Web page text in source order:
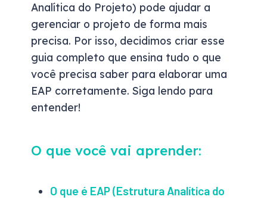
Analítica do Projeto) pode ajudar a
gerenciar o projeto de forma mais
precisa. Por isso, decidimos criar esse
guia completo que ensina tudo o que
você precisa saber para elaborar uma
EAP corretamente. Siga lendo para
entender!
O que você vai aprender:
O que é EAP (Estrutura Analítica do